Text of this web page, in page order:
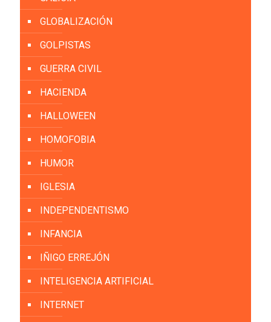
GLOBALIZACIÓN
GOLPISTAS
GUERRA CIVIL
HACIENDA
HALLOWEEN
HOMOFOBIA
HUMOR
IGLESIA
INDEPENDENTISMO
INFANCIA
IÑIGO ERREJÓN
INTELIGENCIA ARTIFICIAL
INTERNET